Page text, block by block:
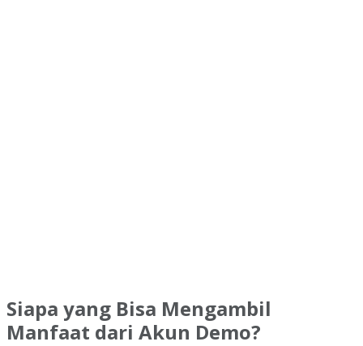
Siapa yang Bisa Mengambil
Manfaat dari Akun Demo?